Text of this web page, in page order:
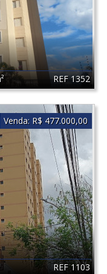
REF 1352
REF 1103
Venda: R$ 477.000,00